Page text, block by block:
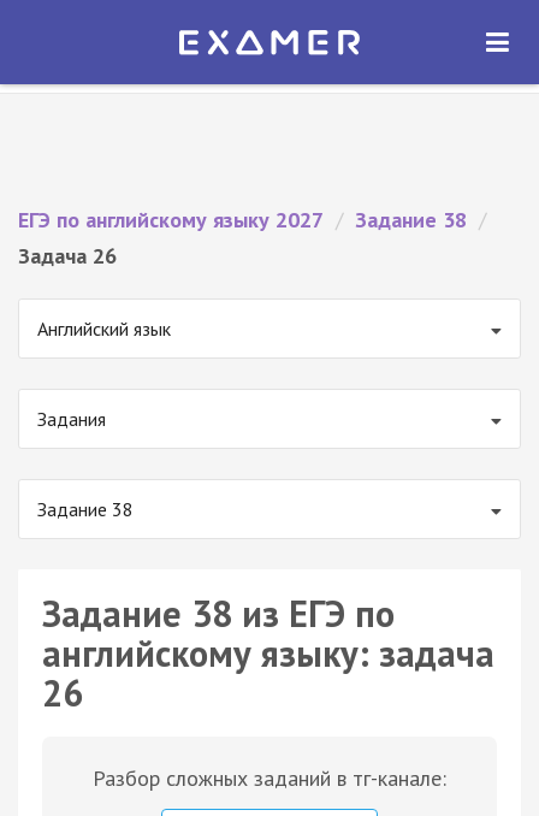
Экзамер — ЕГЭ 2027
ОТКРЫТЬ
ЕГЭ по английскому языку 2027 / Задание 38 /
Задача 26
Английский язык
Задания
Задание 38
Задание 38 из ЕГЭ по
английскому языку: задача
26
Разбор сложных заданий в тг-канале: